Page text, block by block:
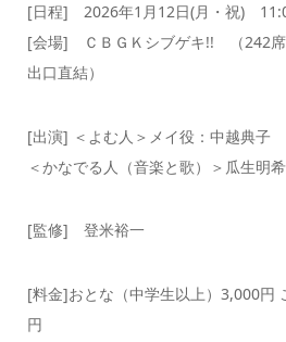
[日程] 2026年1月12日(月・祝)
[会場] ＣＢＧＫシブゲキ!! （242
出口直結）
[出演] ＜よむ人＞メイ役：中越典子
＜かなでる人（音楽と歌）＞瓜生明
[監修] 登米裕一
[料金]おとな（中学生以上）3,000円
円